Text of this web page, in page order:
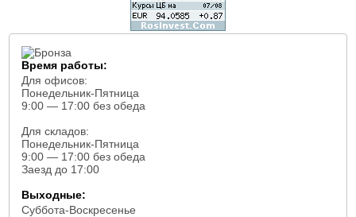
Время работы:
Для офисов:
Понедельник-Пятница
9:00 — 17:00 без обеда
Для складов:
Понедельник-Пятница
9:00 — 17:00 без обеда
Заезд до 17:00
Выходные:
Суббота-Воскресенье